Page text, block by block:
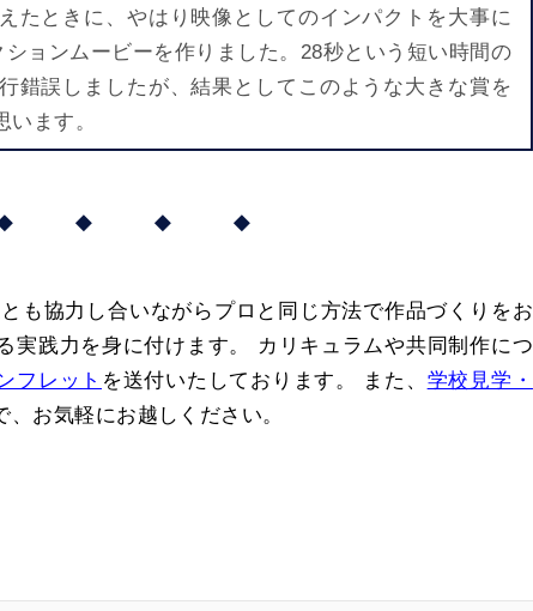
たときに、やはり映像としてのインパクトを大事に
ョンムービーを作りました。28秒という短い時間の
錯誤しましたが、結果としてこのような大きな賞を
ます。
◆ ◆ ◆
も協力し合いながらプロと同じ方法で作品づくりをお
実践力を身に付けます。 カリキュラムや共同制作につ
フレット を送付いたしております。 また、 学校見学・
お気軽にお越しください。